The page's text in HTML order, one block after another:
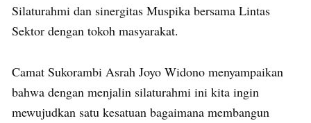
Silaturahmi dan sinergitas Muspika bersama Lintas
Sektor dengan tokoh masyarakat.
Camat Sukorambi Asrah Joyo Widono menyampaikan
bahwa dengan menjalin silaturahmi ini kita ingin
mewujudkan satu kesatuan bagaimana membangun